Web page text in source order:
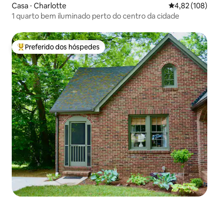
Casa ⋅ Charlotte 4,82 de uma
4,82 (108)
1 quarto bem iluminado perto do centro da cidade
Entre os melhores preferidos dos hóspedes
Preferido dos hóspedes